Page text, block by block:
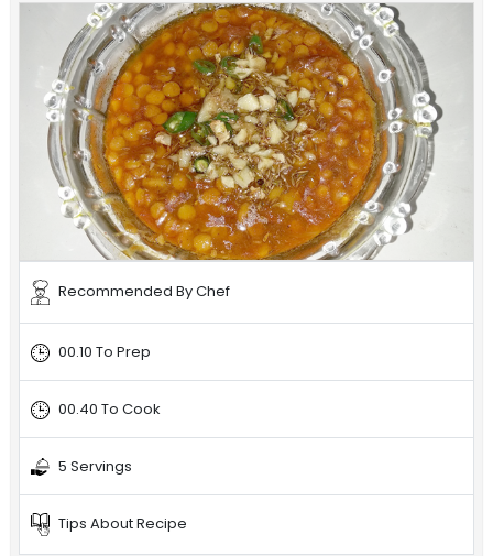
Recommended By Chef
00.10 To Prep
00.40 To Cook
5 Servings
Tips About Recipe